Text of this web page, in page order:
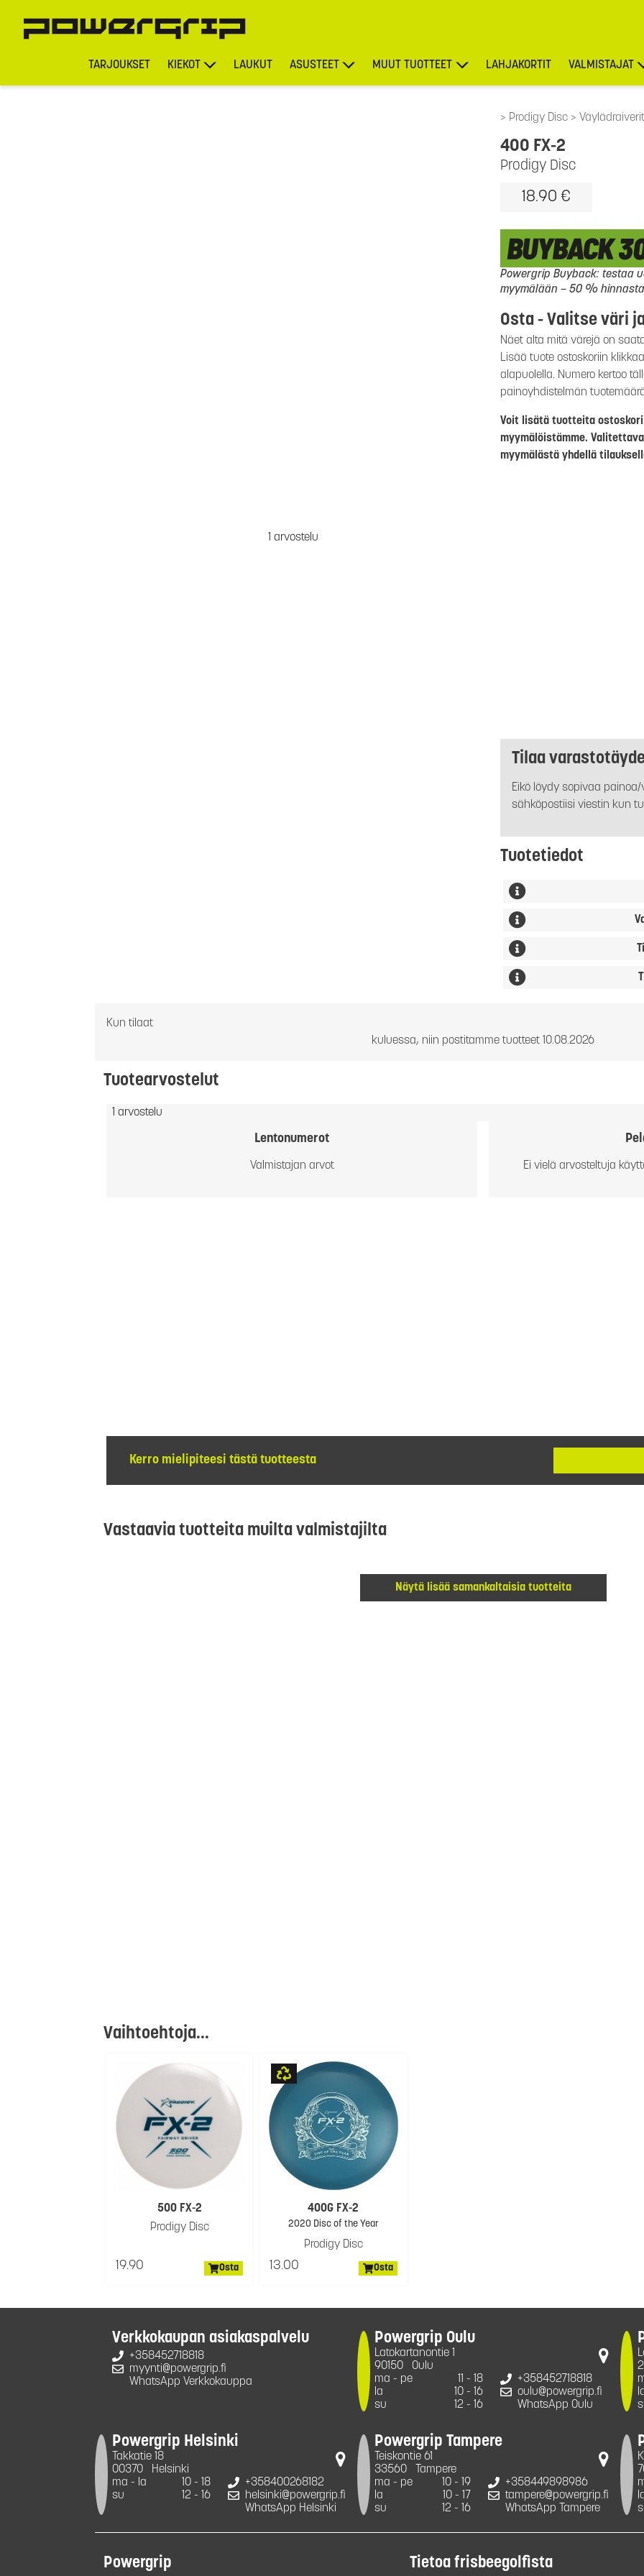
TARJOUKSET KIEKOT LAUKUT ASUSTEET MUUT TUOTTEET LAHJAKORTIT VALMISTAJAT
Prodigy Disc Väylädraiverit
1 arvostelu
Prodigy Disc
400 FX-2
18.90 €
Powergrip Buyback: testaa
myymälään – 50 %
Osta - Valitse väri
Näet alta mitä värejä on
Lisää tuote ostoskoriin
alapuolella. Numero kertoo
painoyhdistelmän
Voit lisätä tuotteita
myymälöistämme.
myymälästä yhdellä
Tilaa
Eikö löydy sopivaa
sähköpostiisi viestin kun
Tuotetiedot
Kun tilaat
kuluessa, niin postitamme tuotteet 10.08.2026
Tuotearvostelut
1 arvostelu
Lentonumerot
Valmistajan arvot Ei vielä arvosteltuja
Kerro mielipiteesi tästä tuotteesta
Vastaavia tuotteita muilta valmistajilta
Näytä lisää samankaltaisia tuotteita
Vaihtoehtoja...
500 FX-2
Prodigy Disc
19.90 Osta
400G FX-2
2020 Disc of the Year
Prodigy Disc
13.00 Osta
Verkkokaupan asiakaspalvelu
+358452718818
myynti@powergrip.fi
WhatsApp Verkkokauppa
Powergrip Oulu
Latokartanontie 1
90150
Oulu
ma - pe
11 - 18
la
10 - 16
su
12 - 16
+358452718818
oulu@powergrip.fi
WhatsApp Oulu
Powergrip Helsinki
Takkatie 18
00370
Helsinki
ma - la
10 - 18
su
12 - 16
+358400268182
helsinki@powergrip.fi
WhatsApp Helsinki
Powergrip Tampere
Teiskontie 61
33560
Tampere
ma - pe
10 - 19
la
10 - 17
su
12 - 16
+358449898986
tampere@powergrip.fi
WhatsApp Tampere
Powergrip Tietoa frisbeegolfista